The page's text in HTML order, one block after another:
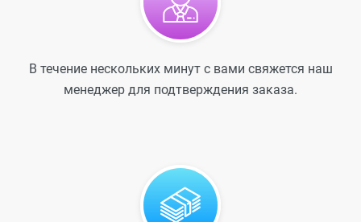
В течение нескольких минут с вами свяжется наш
менеджер для подтверждения заказа.